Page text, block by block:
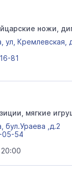
ножи,
для туризма и
сумки
ул, Кремлевская,
81
мягкие
растения,
бул.Ураева ,д.2
05-54